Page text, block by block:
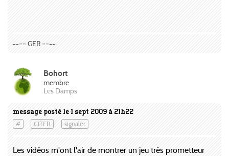
--== GER ==--
message posté le 1 sept 2009 à 21h22
# CITER signaler
Bohort
membre
Les Damps
Les vidéos m'ont l'air de montrer un jeu très prometteur